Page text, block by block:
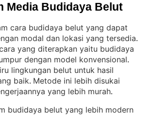
Media Budidaya Belut
cara budidaya belut yang dapat
modal dan lokasi yang tersedia
yang diterapkan yaitu budidaya
dengan model konvensional
lingkungan belut untuk hasil
baik. Metode ini lebih disukai
yang lebih murah.
budidaya belut yang lebih modern